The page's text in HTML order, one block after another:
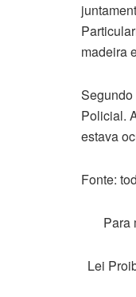
madeira
Policial.
estava
Fonte:
Para
Lei